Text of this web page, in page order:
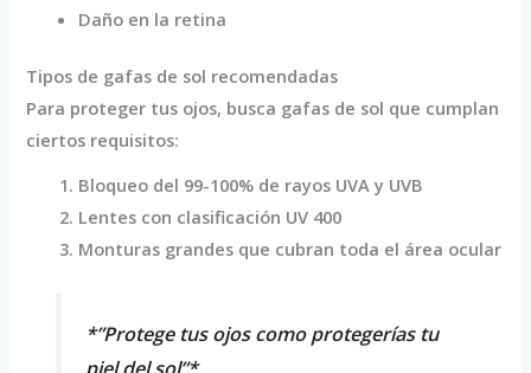
Daño en la retina
Tipos de gafas de sol recomendadas
Para proteger tus ojos, busca gafas de sol que cumplan
ciertos requisitos:
Bloqueo del 99-100% de rayos UVA y UVB
Lentes con clasificación UV 400
Monturas grandes que cubran toda el área ocular
*”Protege tus ojos como protegerías tu